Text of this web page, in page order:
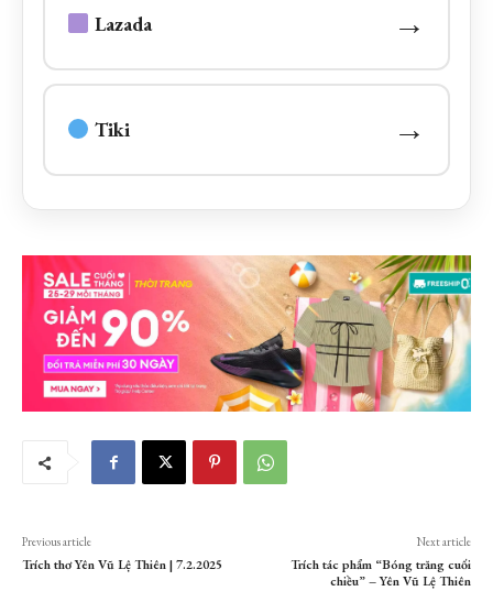
Lazada →
Tiki →
Previous article
Trích thơ Yên Vũ Lệ Thiên | 7.2.2025
Next article
Trích tác phẩm “Bóng trăng cuối
chiều” – Yên Vũ Lệ Thiên